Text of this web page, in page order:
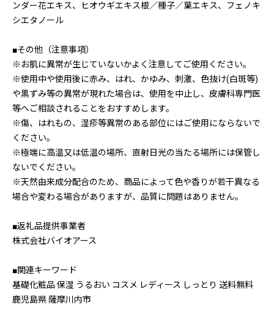
ンダー花エキス、ヒオウギエキス根／種子／葉エキス、フェノキ
シエタノール
■その他（注意事項）
※お肌に異常が生じていないかよく注意してご使用ください。
※使用中や使用後に赤み、はれ、かゆみ、刺激、色抜け(白斑等)
や黒ずみ等の異常が現れた場合は、使用を中止し、皮膚科専門医
等へご相談されることをおすすめします。
※傷、はれもの、湿疹等異常のある部位にはご使用にならないで
ください。
※極端に高温又は低温の場所、直射日光の当たる場所には保管し
ないでください。
※天然由来成分配合のため、商品によって色や香りが若干異なる
場合や変わる場合がありますが、品質に問題はありません。
■返礼品提供事業者
株式会社バイオアース
■関連キーワード
基礎化粧品 保湿 うるおい コスメ レディース しっとり 送料無料
鹿児島県 薩摩川内市